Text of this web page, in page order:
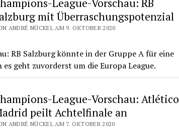
League-Vorschau: RB
mit Überraschungspotenzial
ANDRÉ NÜCKEL AM 9. OKTOBER 2020
RB Salzburg könnte in der Gruppe A für eine
geht zuvorderst um die Europa League.
League-Vorschau: Atlético
peilt Achtelfinale an
ANDRÉ NÜCKEL AM 7. OKTOBER 2020